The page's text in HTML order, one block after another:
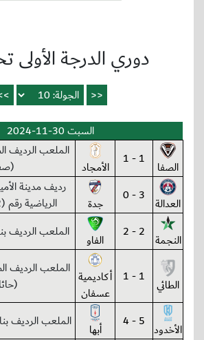
دوري الدرجة الأولى
السبت 30-11-2024
الصفا 1 - 1 الأمجاد
الملعب الرديف
العدالة 3 - 0 جدة
رديف مدينة
الرياضية رقم (2) (الأحساء)
النجمة 2 - 2 الفاو الملعب الرديف
الطائي 1 - 1
أكاديمية
عسفان
الملعب الرديف
الأخدود 5 - 4 أبها الملعب الرديف